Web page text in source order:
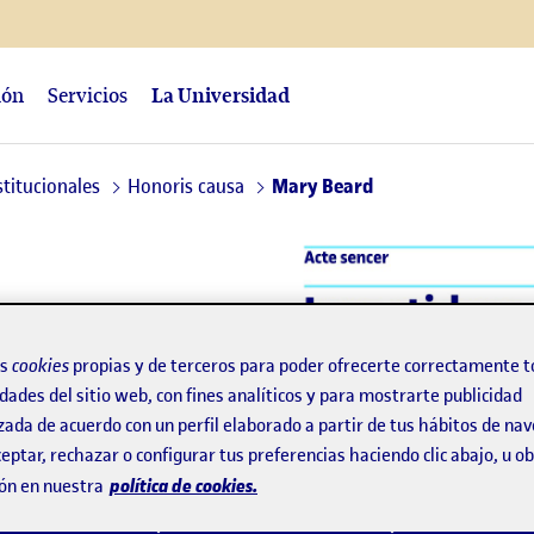
Servicios La Universidad
Honoris causa Mary Beard
cookies propias y de terceros para poder ofrecerte correctamente
del sitio web, con fines analíticos y para mostrarte publicidad
de acuerdo con un perfil elaborado a partir de tus hábitos de
rechazar o configurar tus preferencias haciendo clic abajo, u
en nuestra política de cookies.